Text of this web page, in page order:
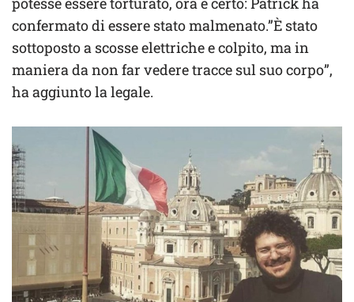
confermato di essere stato malmenato.”È stato
sottoposto a scosse elettriche e colpito, ma in
maniera da non far vedere tracce sul suo corpo”,
ha aggiunto la legale.